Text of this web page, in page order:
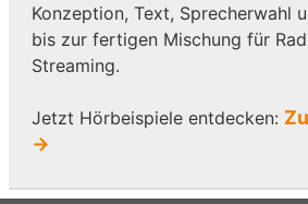
Konzeption, Text, Sprecherwahl
bis zur fertigen Mischung für
Streaming.
Jetzt Hörbeispiele entdecken:
→